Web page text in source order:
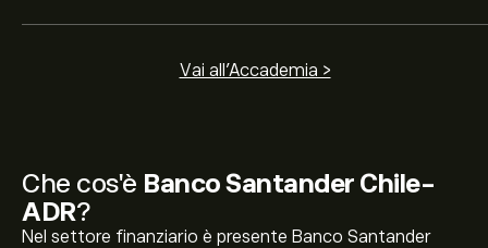
Che cos'è Banco Santander Chile-
ADR?
Nel settore finanziario è presente Banco Santander
Vai all'Accademia >